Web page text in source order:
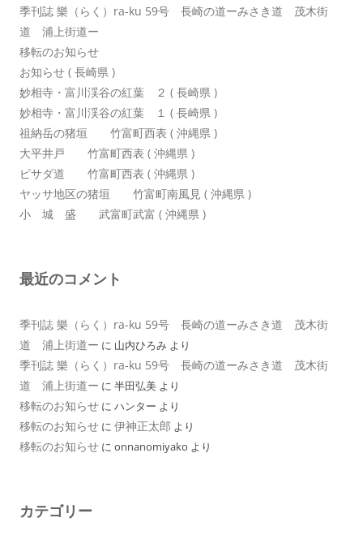
季刊誌 樂（らく）ra-ku 59号 長崎の道ーみさき道 茂木街
道 浦上街道ー
移転のお知らせ
お知らせ ( 長崎県 )
妙相寺・富川渓谷の紅葉 ２ ( 長崎県 )
妙相寺・富川渓谷の紅葉 １ ( 長崎県 )
祖納岳の猪垣 竹富町西表 ( 沖縄県 )
大平井戸 竹富町西表 ( 沖縄県 )
ピサダ道 竹富町西表 ( 沖縄県 )
ヤッサ地区の猪垣 竹富町南風見 ( 沖縄県 )
小 城 盛 武富町武富 ( 沖縄県 )
最近のコメント
季刊誌 樂（らく）ra-ku 59号 長崎の道ーみさき道 茂木街
道 浦上街道ー に 山内ひろみ より
季刊誌 樂（らく）ra-ku 59号 長崎の道ーみさき道 茂木街
道 浦上街道ー に 半田弘美 より
移転のお知らせ に ハンター より
移転のお知らせ に 伊神正太郎 より
移転のお知らせ に onnanomiyako より
カテゴリー